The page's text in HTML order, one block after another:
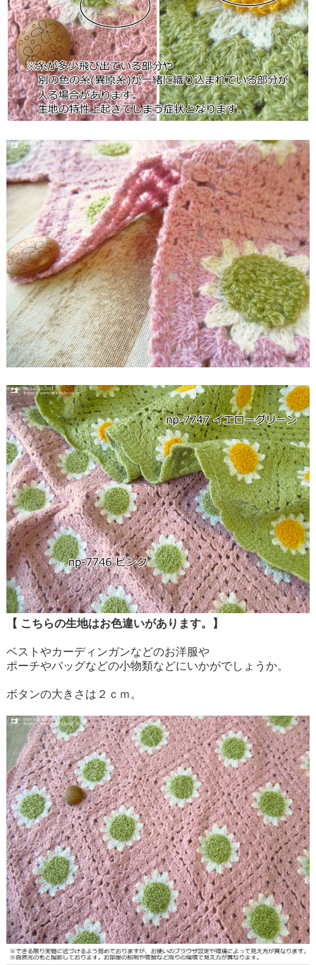
【 こちらの生地はお色違いがあります。】
ベストやカーディンガンなどのお洋服や
ポーチやバッグなどの小物類などにいかがでしょうか。
ボタンの大きさは２ｃｍ。